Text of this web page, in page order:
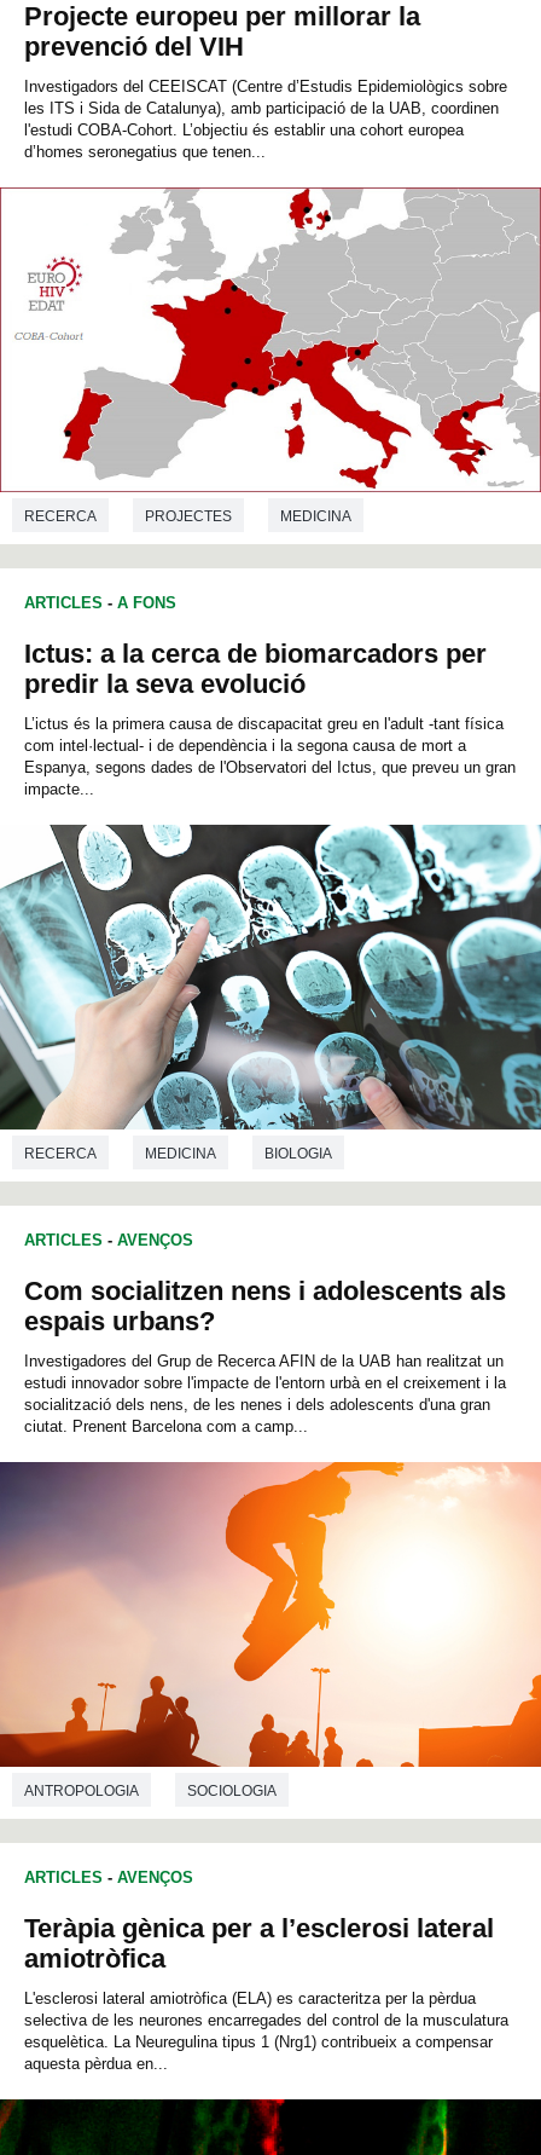
Projecte europeu per millorar la
prevenció del VIH
Investigadors del CEEISCAT (Centre d’Estudis Epidemiològics sobre
les ITS i Sida de Catalunya), amb participació de la UAB, coordinen
l'estudi COBA-Cohort. L’objectiu és establir una cohort europea
d’homes seronegatius que tenen...
RECERCA PROJECTES MEDICINA
ARTICLES - A FONS
Ictus: a la cerca de biomarcadors per
predir la seva evolució
L’ictus és la primera causa de discapacitat greu en l'adult -tant física
com intel·lectual- i de dependència i la segona causa de mort a
Espanya, segons dades de l'Observatori del Ictus, que preveu un gran
impacte...
RECERCA MEDICINA BIOLOGIA
ARTICLES - AVENÇOS
Com socialitzen nens i adolescents als
espais urbans?
Investigadores del Grup de Recerca AFIN de la UAB han realitzat un
estudi innovador sobre l'impacte de l'entorn urbà en el creixement i la
socialització dels nens, de les nenes i dels adolescents d'una gran
ciutat. Prenent Barcelona com a camp...
ANTROPOLOGIA SOCIOLOGIA
ARTICLES - AVENÇOS
Teràpia gènica per a l’esclerosi lateral
amiotròfica
L'esclerosi lateral amiotròfica (ELA) es caracteritza per la pèrdua
selectiva de les neurones encarregades del control de la musculatura
esquelètica. La Neuregulina tipus 1 (Nrg1) contribueix a compensar
aquesta pèrdua en...